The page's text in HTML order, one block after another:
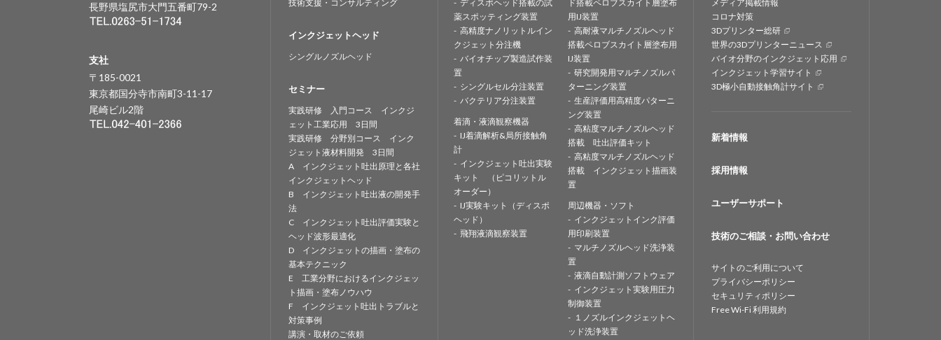
長野県塩尻市大門五番町79-2
支社
〒185-0021
東京都国分寺市南町3-11-17
尾崎ビル2階
技術支援・コンサルティング
インクジェットヘッド
シングルノズルヘッド
セミナー
実践研修 入門コース インクジ
ェット工業応用 3日間
実践研修 分野別コース インク
ジェット液材料開発 3日間
A インクジェット吐出原理と各社
インクジェットヘッド
B インクジェット吐出液の開発手
法
C インクジェット吐出評価実験と
ヘッド波形最適化
D インクジェットの描画・塗布の
基本テクニック
E 工業分野におけるインクジェッ
ト描画・塗布ノウハウ
F インクジェット吐出トラブルと
対策事例
講演・取材のご依頼
ディスポヘッド搭載の試
薬スポッティング装置
高精度ナノリットルイン
クジェット分注機
バイオチップ製造試作装
置
シングルセル分注装置
バクテリア分注装置
着滴・液滴観察機器
IJ着滴解析&局所接触角
計
インクジェット吐出実験
キット （ピコリットル
オーダー）
IJ実験キット（ディスポ
ヘッド）
飛翔液滴観察装置
ド搭載ペロブスカイト層塗布
用IJ装置
高耐液マルチノズルヘッド
搭載ペロブスカイト層塗布用
IJ装置
研究開発用マルチノズルパ
ターニング装置
生産評価用高精度パターニ
ング装置
高粘度マルチノズルヘッド
搭載 吐出評価キット
高粘度マルチノズルヘッド
搭載 インクジェット描画装
置
周辺機器・ソフト
インクジェットインク評価
用印刷装置
マルチノズルヘッド洗浄装
置
液滴自動計測ソフトウェア
インクジェット実験用圧力
制御装置
１ノズルインクジェットヘ
ッド洗浄装置
メディア掲載情報
コロナ対策
3Dプリンター総研
世界の3Dプリンターニュース
バイオ分野のインクジェット応用
インクジェット学習サイト
3D極小自動接触角計サイト
新着情報
採用情報
ユーザーサポート
技術のご相談・お問い合わせ
サイトのご利用について
プライバシーポリシー
セキュリティポリシー
Free Wi-Fi 利用規約